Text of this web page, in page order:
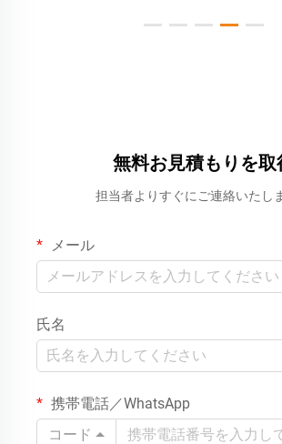
無料お見積もりを取
担当者よりすぐにご連絡いたし
メール
氏名
携帯電話／WhatsApp
コード